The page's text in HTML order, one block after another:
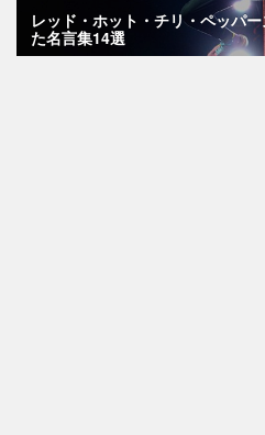
レッド・ホット・チリ・ペッパ
た名言集14選